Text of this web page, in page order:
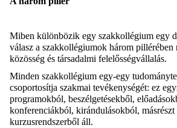
Miben különbözik egy szakkollégium egy
válasz a szakkollégiumok három pillérében
közösség és társadalmi felelősségvállalás.
Minden szakkollégium egy-egy
csoportosítja szakmai tevékenységét: ez
programokból, beszélgetésekből,
konferenciákból, kirándulásokból, másrészt
kurzusrendszerből áll.